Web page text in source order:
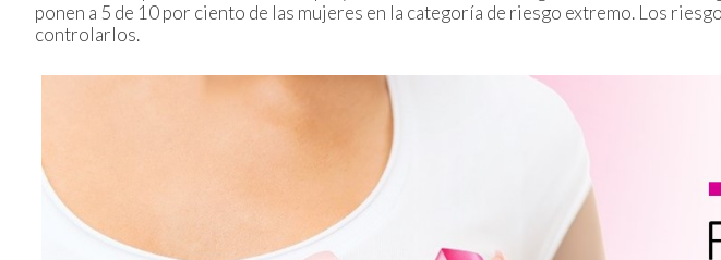
ponen a 5 de 10 por ciento de las mujeres en la categoría de riesgo extremo. Los
controlarlos.